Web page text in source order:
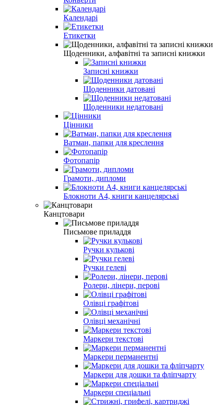
Календарі
Етикетки
Щоденники, алфавiтнi та записнi книжки
Записні книжки
Щоденники датовані
Щоденники недатовані
Цінники
Ватман, папки для креслення
Фотопапір
Грамоти, дипломи
Блокноти А4, книги канцелярські
Канцтовари
Письмове приладдя
Ручки кульковi
Ручки гелевi
Ролери, лінери, перові
Олiвцi графітові
Олiвцi механiчнi
Маркери текстовi
Маркери перманентні
Маркери для дошки та фліпчарту
Маркери спеціальні